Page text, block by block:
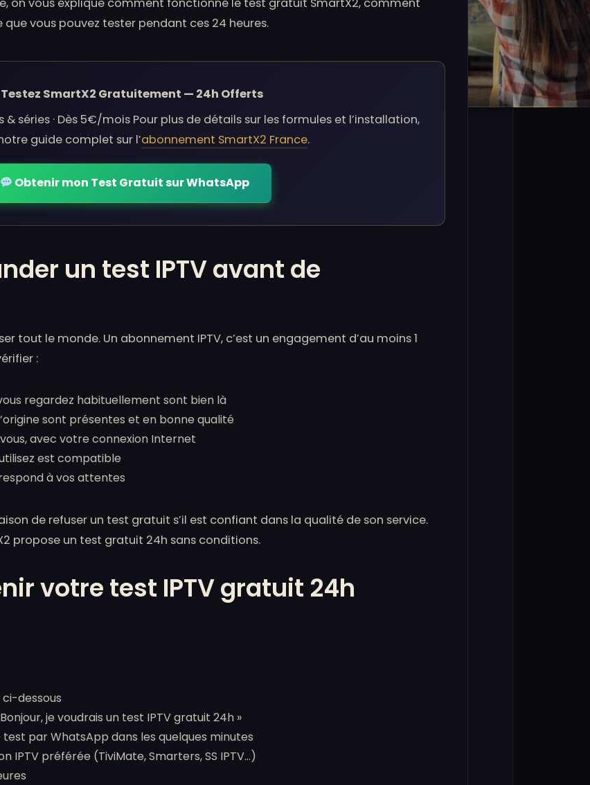
vous pouvez tester pendant ces 24 heures.
Testez SmartX2 Gratuitement — 24h Offerts
& séries · Dès 5€/mois Pour plus de détails sur les formules et l’installation,
guide complet sur l’abonnement SmartX2 France.
Obtenir mon Test Gratuit sur WhatsApp
un test IPTV avant de
tout le monde. Un abonnement IPTV, c’est un engagement d’au moins 1
:
regardez habituellement sont bien là
sont présentes et en bonne qualité
avec votre connexion Internet
est compatible
à vos attentes
de refuser un test gratuit s’il est confiant dans la qualité de son service.
propose un test gratuit 24h sans conditions.
votre test IPTV gratuit 24h
dessous
je voudrais un test IPTV gratuit 24h »
par WhatsApp dans les quelques minutes
IPTV préférée (TiviMate, Smarters, SS IPTV…)